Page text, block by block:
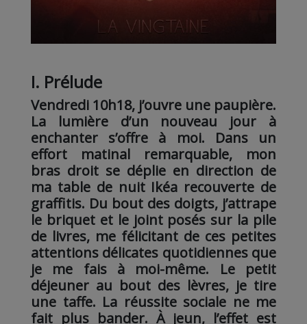
I. Prélude
Vendredi 10h18, j’ouvre une paupière.
La lumière d’un nouveau jour à
enchanter s’offre à moi. Dans un
effort matinal remarquable, mon
bras droit se déplie en direction de
ma table de nuit Ikéa recouverte de
graffitis. Du bout des doigts, j’attrape
le briquet et le joint posés sur la pile
de livres, me félicitant de ces petites
attentions délicates quotidiennes que
je me fais à moi-même. Le petit
déjeuner au bout des lèvres, je tire
une taffe. La réussite sociale ne me
fait plus bander. À jeun, l’effet est